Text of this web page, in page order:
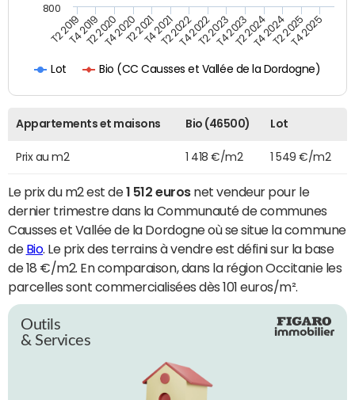
Lot Bio (CC Causses et Vallée de la Dordogne)
T2 2019T4 2019T2 2020T4 2020T2 2021T4 2021T2 2022T4 2022T2 2023T4 2023T2 2024T4 2024T2 2025T4 2025
800
Appartements et maisons Bio (46500) Lot
Prix au m2 1 418 €/m2 1 549 €/m2
Le prix du m2 est de1 512 eurosnet vendeur pour le
dernier trimestre dans la Communauté de communes
Causses et Vallée de la Dordogne où se situe la commune
de Bio. Le prix des terrains à vendre est défini sur la base
de 18 €/m2. En comparaison, dans la région Occitanie les
parcelles sont commercialisées dès 101 euros/m².
Outils
& Services